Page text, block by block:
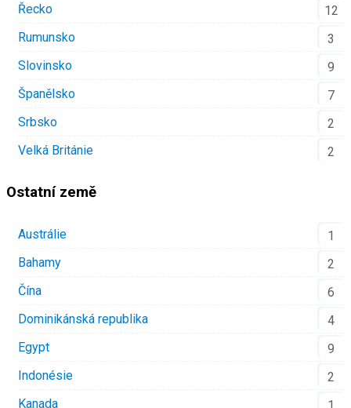
Řecko
12
Rumunsko
3
Slovinsko
9
Španělsko
7
Srbsko
2
Velká Británie
2
Ostatní země
Austrálie
1
Bahamy
2
Čína
6
Dominikánská republika
4
Egypt
9
Indonésie
2
Kanada